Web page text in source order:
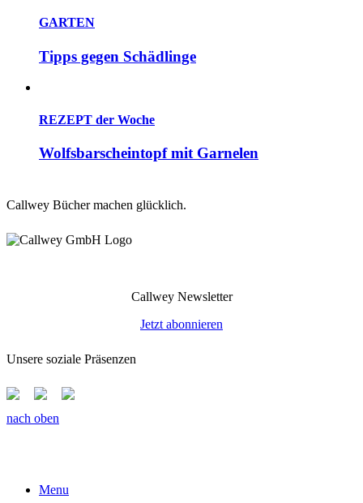
GARTEN
Tipps gegen Schädlinge
REZEPT der Woche
Wolfsbarscheintopf mit Garnelen
Callwey Bücher machen glücklich.
Callwey Newsletter
Jetzt abonnieren
Unsere soziale Präsenzen
nach oben
Menu